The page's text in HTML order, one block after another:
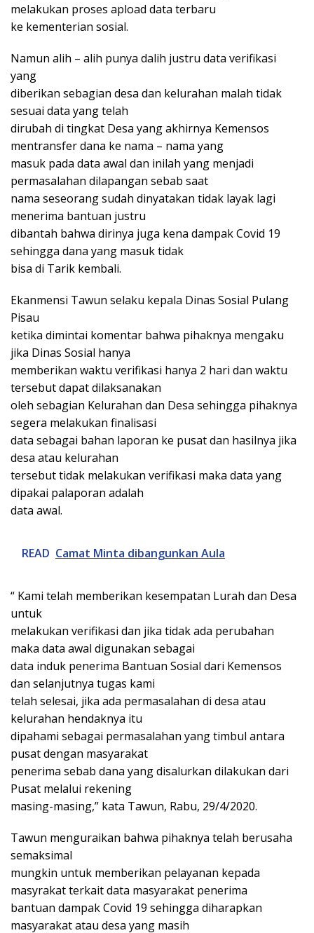
melakukan proses apload data terbaru
ke kementerian sosial.
Namun alih – alih punya dalih justru data verifikasi
yang
diberikan sebagian desa dan kelurahan malah tidak
sesuai data yang telah
dirubah di tingkat Desa yang akhirnya Kemensos
mentransfer dana ke nama – nama yang
masuk pada data awal dan inilah yang menjadi
permasalahan dilapangan sebab saat
nama seseorang sudah dinyatakan tidak layak lagi
menerima bantuan justru
dibantah bahwa dirinya juga kena dampak Covid 19
sehingga dana yang masuk tidak
bisa di Tarik kembali.
Ekanmensi Tawun selaku kepala Dinas Sosial Pulang
Pisau
ketika dimintai komentar bahwa pihaknya mengaku
jika Dinas Sosial hanya
memberikan waktu verifikasi hanya 2 hari dan waktu
tersebut dapat dilaksanakan
oleh sebagian Kelurahan dan Desa sehingga pihaknya
segera melakukan finalisasi
data sebagai bahan laporan ke pusat dan hasilnya jika
desa atau kelurahan
tersebut tidak melakukan verifikasi maka data yang
dipakai palaporan adalah
data awal.
READ Camat Minta dibangunkan Aula
“ Kami telah memberikan kesempatan Lurah dan Desa
untuk
melakukan verifikasi dan jika tidak ada perubahan
maka data awal digunakan sebagai
data induk penerima Bantuan Sosial dari Kemensos
dan selanjutnya tugas kami
telah selesai, jika ada permasalahan di desa atau
kelurahan hendaknya itu
dipahami sebagai permasalahan yang timbul antara
pusat dengan masyarakat
penerima sebab dana yang disalurkan dilakukan dari
Pusat melalui rekening
masing-masing,” kata Tawun, Rabu, 29/4/2020.
Tawun menguraikan bahwa pihaknya telah berusaha
semaksimal
mungkin untuk memberikan pelayanan kepada
masyrakat terkait data masyarakat penerima
bantuan dampak Covid 19 sehingga diharapkan
masyarakat atau desa yang masih